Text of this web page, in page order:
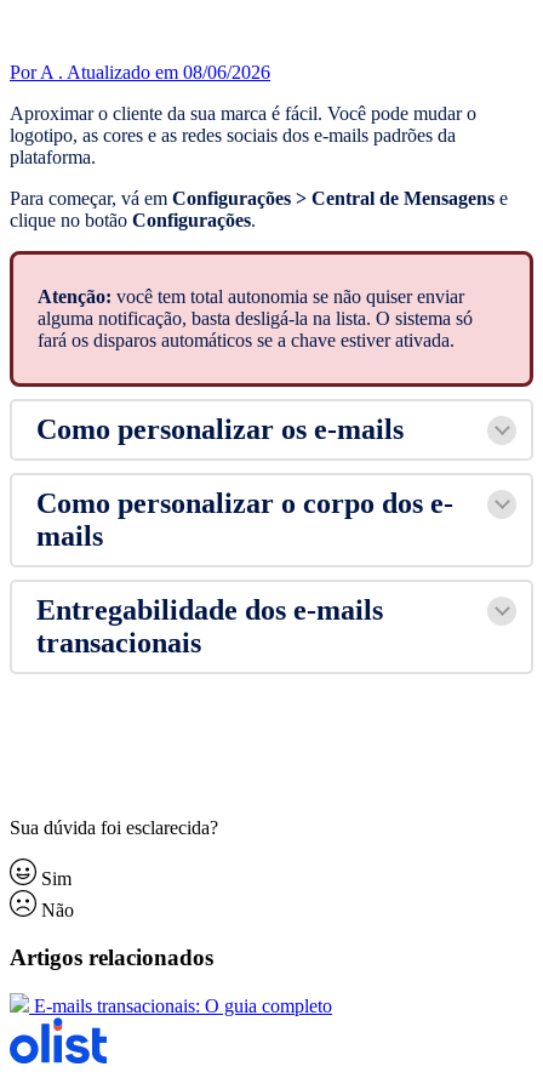
Por A . Atualizado em 08/06/2026
Aproximar o cliente da sua marca é fácil. Você pode mudar o
logotipo, as cores e as redes sociais dos e-mails padrões da
plataforma.
Para começar, vá em Configurações > Central de Mensagens e
clique no botão Configurações.
Atenção: você tem total autonomia se não quiser enviar
alguma notificação, basta desligá-la na lista. O sistema só
fará os disparos automáticos se a chave estiver ativada.
Como personalizar os e-mails
Como personalizar o corpo dos e-
mails
Entregabilidade dos e-mails
transacionais
Sua dúvida foi esclarecida?
Sim
Não
Artigos relacionados
E-mails transacionais: O guia completo